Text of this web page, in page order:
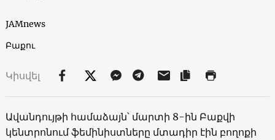
JAMnews
Բաքու
Կիսվել
Ավանդույթի համաձայն՝ մարտի 8-ին Բաքվի
կենտրոնում ֆեմինիստները մտադիր էին բողոքի